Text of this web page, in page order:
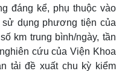
đáng kể, phụ thuộc vào
dụng phương tiện của
km trung bình/ngày, tần
cứu của Viện Khoa
tải đề xuất chu kỳ kiểm